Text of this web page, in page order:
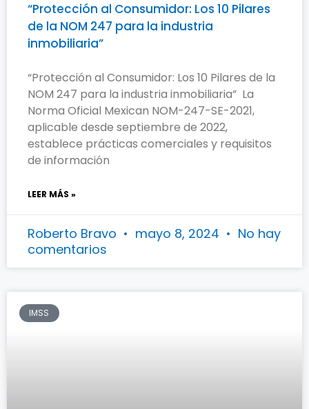
“Protección al Consumidor: Los 10 Pilares
de la NOM 247 para la industria
inmobiliaria”
“Protección al Consumidor: Los 10 Pilares de la
NOM 247 para la industria inmobiliaria” La
Norma Oficial Mexican NOM-247-SE-2021,
aplicable desde septiembre de 2022,
establece prácticas comerciales y requisitos
de información
LEER MÁS »
Roberto Bravo mayo 8, 2024
No hay
comentarios
IMSS